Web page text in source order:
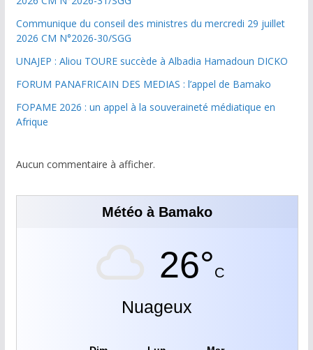
Communique du conseil des ministres du mercredi 29 juillet
2026 CM N°2026-30/SGG
UNAJEP : Aliou TOURE succède à Albadia Hamadoun DICKO
FORUM PANAFRICAIN DES MEDIAS : l’appel de Bamako
FOPAME 2026 : un appel à la souveraineté médiatique en
Afrique
Aucun commentaire à afficher.
Météo à Bamako
26°C
Nuageux